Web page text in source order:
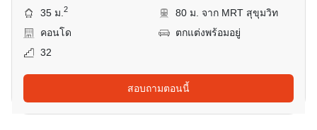
35 ม.2
80 ม. จาก MRT สุขุมวิท
คอนโด
ตกแต่งพร้อมอยู่
32
สอบถามตอนนี้